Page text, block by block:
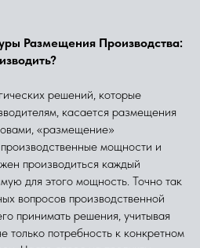
Размещения Производства:
решений, которые
касается размещения
«размещение»
мощности и
производиться каждый
для этого мощность. Точно так
вопросов производственной
принимать решения, учитывая
только потребность к конкретном